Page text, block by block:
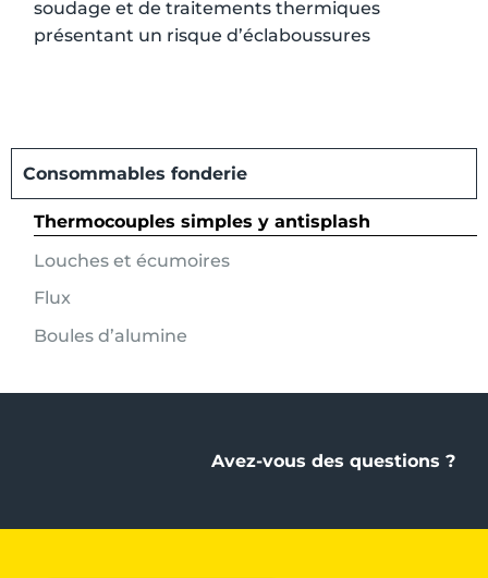
Consommables fonderie
Thermocouples simples y antisplash
Louches et écumoires
Flux
Boules d’alumine
soudage et de traitements thermiques
présentant un risque d’éclaboussures
Avez-vous des questions ?